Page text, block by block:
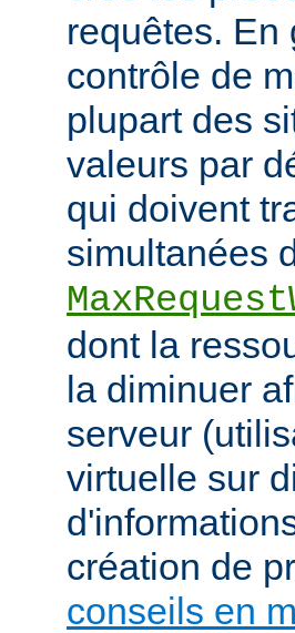
requêtes. En
contrôle de
plupart des
valeurs par
qui doivent
simultanées
dont la
la diminuer
serveur
virtuelle sur
création de
conseils en